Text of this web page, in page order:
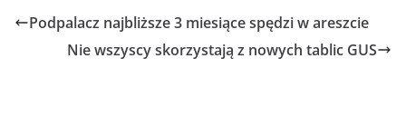
Podpalacz najbliższe 3 miesiące spędzi w areszcie
Nie wszyscy skorzystają z nowych tablic GUS